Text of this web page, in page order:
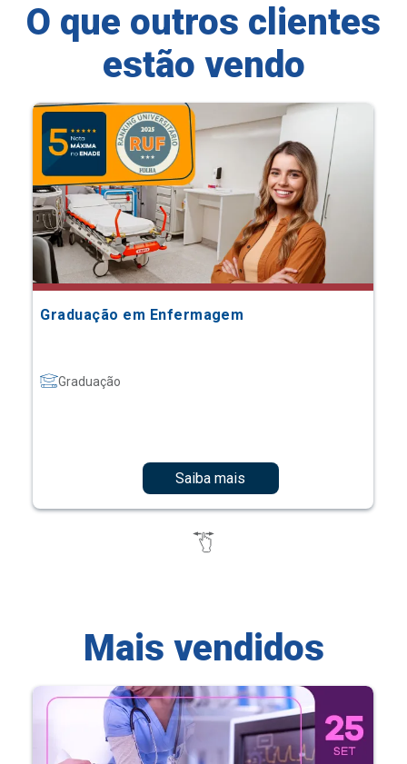
O que outros clientes
estão vendo
Graduação em Enfermagem
Graduação
Saiba mais
Mais vendidos